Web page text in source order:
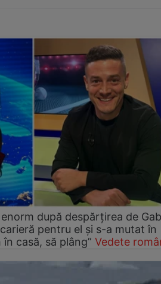
după despărțirea de
pentru el și s-a mutat în
în casă, să plâng” Vedete